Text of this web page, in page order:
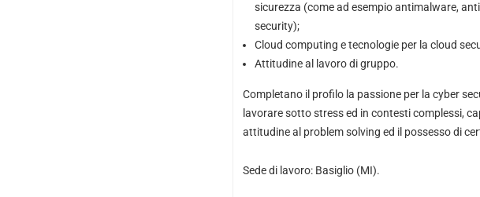
sicurezza (come ad esempio antimalware,
security);
Cloud computing e tecnologie per la cloud
Attitudine al lavoro di gruppo.
Completano il profilo la passione per la cyber
lavorare sotto stress ed in contesti complessi,
attitudine al problem solving ed il possesso di
Sede di lavoro: Basiglio (MI).